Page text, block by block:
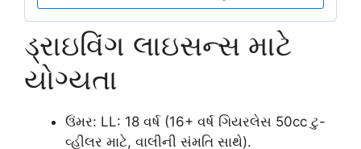
ડ્રાઇવિંગ લાઇસન્સ માટે
યોગ્યતા
ઉંમર: LL: 18 વર્ષ (16+ વર્ષ ગિયરલેસ 50cc ટુ-
વ્હીલર માટે, વાલીની સંમતિ સાથે).